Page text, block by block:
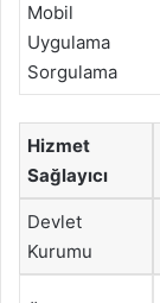
Mobil
Uygulama
Sorgulama
Hizmet
Sağlayıcı
Devlet
Kurumu